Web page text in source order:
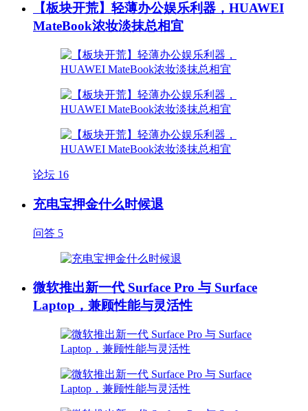
【板块开荒】轻薄办公娱乐利器，HUAWEI
MateBook浓妆淡抹总相宜
论坛 16
充电宝押金什么时候退
问答 5
微软推出新一代 Surface Pro 与 Surface
Laptop，兼顾性能与灵活性